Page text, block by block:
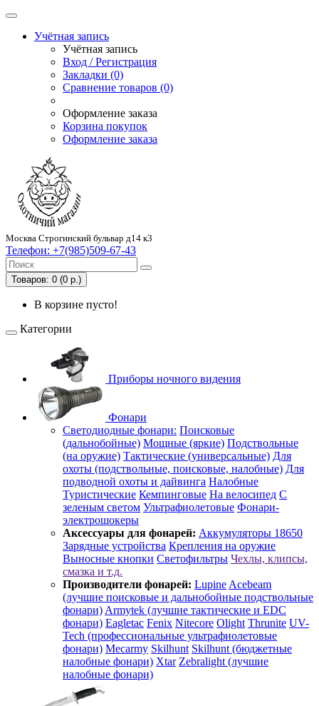
Учётная запись
Учётная запись
Вход / Регистрация
Закладки (0)
Сравнение товаров (0)
Оформление заказа
Корзина покупок
Оформление заказа
Москва Строгинский бульвар д14 к3
Телефон: +7(985)509-67-43
Товаров: 0 (0 р.)
В корзине пусто!
Категории
Приборы ночного видения
Фонари
Светодиодные фонари: Поисковые
(дальнобойные) Мощные (яркие) Подствольные
(на оружие) Тактические (универсальные) Для
охоты (подствольные, поисковые, налобные) Для
подводной охоты и дайвинга Налобные
Туристические Кемпинговые На велосипед С
зеленым светом Ультрафиолетовые Фонари-
электрошокеры
Аксессуары для фонарей: Аккумуляторы 18650
Зарядные устройства Крепления на оружие
Выносные кнопки Светофильтры Чехлы, клипсы,
смазка и т.д.
Производители фонарей: Lupine Acebeam
(лучшие поисковые и дальнобойные подствольные
фонари) Armytek (лучшие тактические и EDC
фонари) Eagletac Fenix Nitecore Olight Thrunite UV-
Tech (профессиональные ультрафиолетовые
фонари) Mecarmy Skilhunt Skilhunt (бюджетные
налобные фонари) Xtar Zebralight (лучшие
налобные фонари)